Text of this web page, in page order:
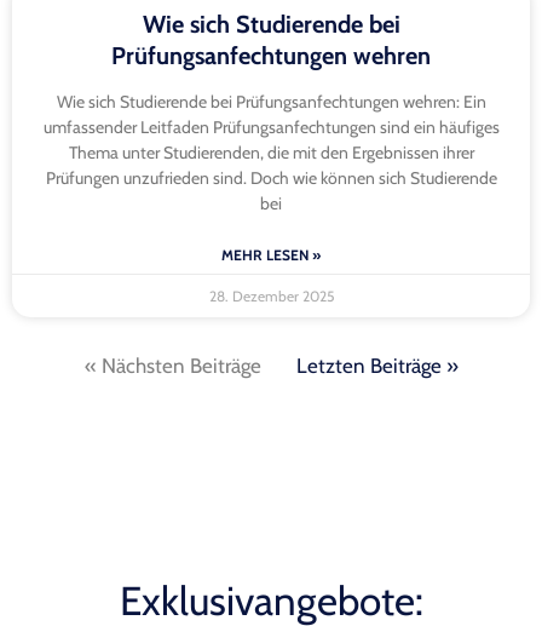
Wie sich Studierende bei
Prüfungsanfechtungen wehren
Wie sich Studierende bei Prüfungsanfechtungen wehren: Ein
umfassender Leitfaden Prüfungsanfechtungen sind ein häufiges
Thema unter Studierenden, die mit den Ergebnissen ihrer
Prüfungen unzufrieden sind. Doch wie können sich Studierende
bei
MEHR LESEN »
28. Dezember 2025
« Nächsten Beiträge Letzten Beiträge »
Exklusivangebote: